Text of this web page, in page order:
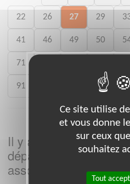
22 26 27 29
41 46 49 50
71
91 988
Il y a
missions
département
association
Ce site utilise
et vous donne
sur ceux
souhaitez
Tout